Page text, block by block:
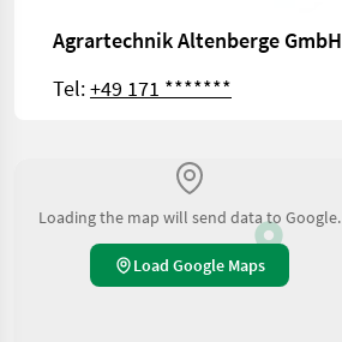
Agrartechnik Altenberge GmbH
Tel:+49 171 *******
Loading the map will send data to Google.
Load Google Maps